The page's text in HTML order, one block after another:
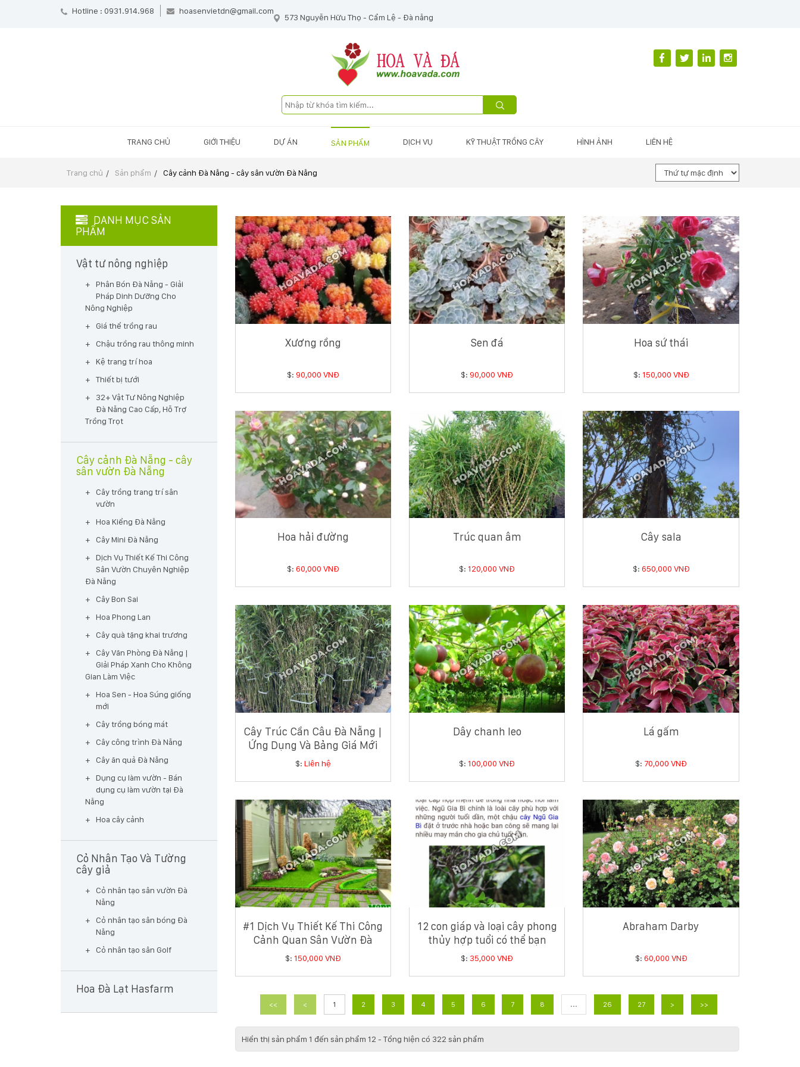
Hotline : 0931.914.968 hoasenvietdn@gmail.com
573 Nguyễn Hữu Thọ - Cẩm Lệ - Đà nẵng
TRANG CHỦ GIỚI THIỆU DỰ ÁN SẢN PHẨM DỊCH VỤ KỸ THUẬT TRỒNG CÂY HÌNH ẢNH LIÊN HỆ
Trang chủ Sản phẩm Cây cảnh Đà Nẵng - cây sân vườn Đà Nẵng
DANH MỤC SẢN
PHẨM
Vật tư nông nghiệp
Phân Bón Đà Nẵng - Giải
Pháp Dinh Dưỡng Cho
Nông Nghiệp
Giá thể trồng rau
Chậu trồng rau thông minh
Kệ trang trí hoa
Thiết bị tưới
32+ Vật Tư Nông Nghiệp
Đà Nẵng Cao Cấp, Hỗ Trợ
Trồng Trọt
Cây cảnh Đà Nẵng - cây
sân vườn Đà Nẵng
Cây trồng trang trí sân
vườn
Hoa Kiểng Đà Nẵng
Cây Mini Đà Nẵng
Dịch Vụ Thiết Kế Thi Công
Sân Vườn Chuyên Nghiệp
Đà Nẵng
Cây Bon Sai
Hoa Phong Lan
Cây quà tặng khai trương
Cây Văn Phòng Đà Nẵng |
Giải Pháp Xanh Cho Không
Gian Làm Việc
Hoa Sen - Hoa Súng giống
mới
Cây trồng bóng mát
Cây công trình Đà Nẵng
Cây ăn quả Đà Nẵng
Dụng cụ làm vườn - Bán
dụng cụ làm vườn tại Đà
Nẵng
Hoa cây cảnh
Cỏ Nhân Tạo Và Tường
cây giả
Cỏ nhân tạo sân vườn Đà
Nẵng
Cỏ nhân tạo sân bóng Đà
Nẵng
Cỏ nhân tạo sân Golf
Hoa Đà Lạt Hasfarm
Xương rồng
$: 90,000 VNĐ
Sen đá
$: 90,000 VNĐ
Hoa sứ thái
$: 150,000 VNĐ
Hoa hải đường
$: 60,000 VNĐ
Trúc quan âm
$: 120,000 VNĐ
Cây sala
$: 650,000 VNĐ
Cây Trúc Cần Câu Đà Nẵng |
Ứng Dụng Và Bảng Giá Mới
Nhất
$: Liên hệ
Dây chanh leo
$: 100,000 VNĐ
Lá gấm
$: 70,000 VNĐ
#1 Dịch Vụ Thiết Kế Thi Công
Cảnh Quan Sân Vườn Đà
Nẵng
$: 150,000 VNĐ
12 con giáp và loại cây phong
thủy hợp tuổi có thể bạn
chưa biết
$: 35,000 VNĐ
Abraham Darby
$: 60,000 VNĐ
<< < 1 2 3 4 5 6 7 8 ... 26 27 > >>
Hiển thị sản phẩm 1 đến sản phẩm 12 - Tổng hiện có 322 sản phẩm